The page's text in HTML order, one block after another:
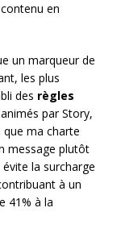
en
un marqueur de
les plus
des règles
par Story,
ma charte
message plutôt
la surcharge
à un
41% à la